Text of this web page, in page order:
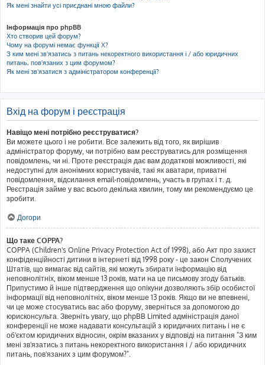
Як мені знайти усі приєднані мною файли?
Інформація про phpBB
Хто створив цей форум?
Чому на форумі немає функції X?
З ким мені зв'язатись з питань некоректного використання і / або юридичних
питань, пов'язаних з цим форумом?
Як мені зв'язатися з адміністратором конференції?
Вхід на форум і реєстрація
Навіщо мені потрібно реєструватися?
Ви можете цього і не робити. Все залежить від того, як вирішив
адміністратор форуму, чи потрібно вам реєструватись для розміщення
повідомлень, чи ні. Проте реєстрація дає вам додаткові можливості, які
недоступні для анонімних користувачів, такі як аватари, приватні
повідомлення, відсилання email-повідомлень, участь в групах і т. д.
Реєстрація займе у вас всього декілька хвилин, тому ми рекомендуємо це
зробити.
Догори
Що таке COPPA?
COPPA (Children's Online Privacy Protection Act of 1998), або Акт про захист
конфіденційності дитини в інтернеті від 1998 року - це закон Сполучених
Штатів, що вимагає від сайтів, які можуть збирати інформацію від
неповнолітніх, віком менше 13 років, мати на це письмову згоду батьків.
Припустимо й інше підтвердження що опікуни дозволяють збір особистої
інформації від неповнолітніх, віком менше 13 років. Якщо ви не впевнені,
чи це може стосуватись вас або форуму, зверніться за допомогою до
юрисконсульта. Зверніть увагу, що phpBB Limited адміністрація даної
конференції не може надавати консультацій з юридичних питань і не є
об'єктом юридичних відносин, окрім вказаних у відповіді на питання "З ким
мені зв'язатись з питань некоректного використання і / або юридичних
питань, пов'язаних з цим форумом?".